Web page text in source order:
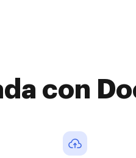
con